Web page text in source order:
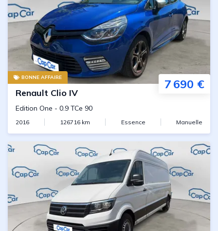
BONNE AFFAIRE 7 690 €
Renault Clio IV
Edition One - 0.9 TCe 90
2016 126716 km Essence Manuelle